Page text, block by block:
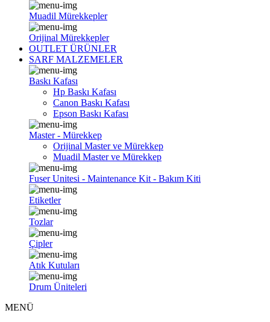
Muadil Mürekkepler
Orijinal Mürekkepler
OUTLET ÜRÜNLER
SARF MALZEMELER
Baskı Kafası
Hp Baskı Kafası
Canon Baskı Kafası
Epson Baskı Kafası
Master - Mürekkep
Orijinal Master ve Mürekkep
Muadil Master ve Mürekkep
Fuser Unitesi - Maintenance Kit - Bakım Kiti
Etiketler
Tozlar
Çipler
Atık Kutuları
Drum Üniteleri
MENÜ